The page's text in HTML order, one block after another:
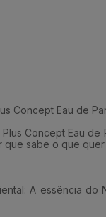
Concept Eau de
Plus Concept Eau
que sabe o que
A essência